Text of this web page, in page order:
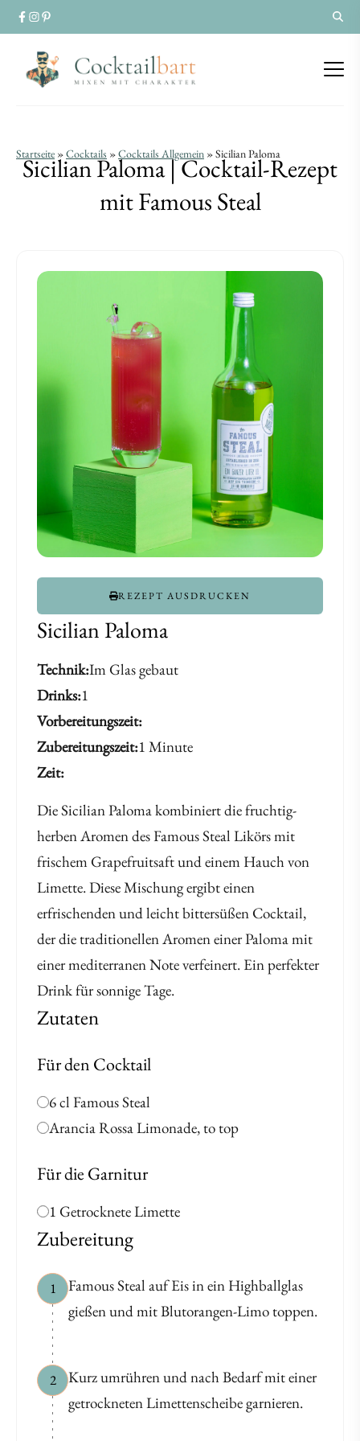
Sicilian
Paloma
Rezept
Steal
Sicilian
Paloma
Rezept
Steal
Startseite »Cocktails »Cocktails Allgemein »Sicilian Paloma
Sicilian Paloma | Cocktail-Rezept
mit Famous Steal
Sicilian Paloma
Technik Im Glas gebaut
Drinks 1
Vorbereitungszeit
Zubereitungszeit 1 Minute
Zeit
Die Sicilian Paloma kombiniert die fruchtig-
herben Aromen des Famous Steal Likörs mit
frischem Grapefruitsaft und einem Hauch von
Limette. Diese Mischung ergibt einen
erfrischenden und leicht bittersüßen Cocktail,
der die traditionellen Aromen einer Paloma mit
einer mediterranen Note verfeinert. Ein perfekter
Drink für sonnige Tage.
REZEPT AUSDRUCKEN
Zutaten
Für den Cocktail
6 cl Famous Steal
Arancia Rossa Limonade, to top
Für die Garnitur
1 Getrocknete Limette
Zubereitung
1
Famous Steal auf Eis in ein Highballglas
gießen und mit Blutorangen-Limo toppen.
2
Kurz umrühren und nach Bedarf mit einer
getrockneten Limettenscheibe garnieren.